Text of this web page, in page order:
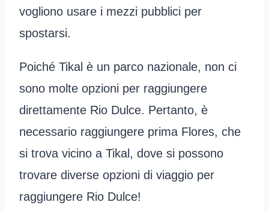
vogliono usare i mezzi pubblici per
spostarsi.
Poiché Tikal è un parco nazionale, non ci
sono molte opzioni per raggiungere
direttamente Rio Dulce. Pertanto, è
necessario raggiungere prima Flores, che
si trova vicino a Tikal, dove si possono
trovare diverse opzioni di viaggio per
raggiungere Rio Dulce!